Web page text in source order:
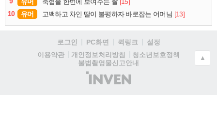
유머 축협을 한번에 보여주는 짤 [15]
10
유머 고백하고 차인 딸이 불평하자 바로잡는 어머님 [13]
로그인 PC화면 퀵링크
설정
이용약관
개인정보처리방침
청소년보호정책
불법촬영물신고안내
(주)
인
▲